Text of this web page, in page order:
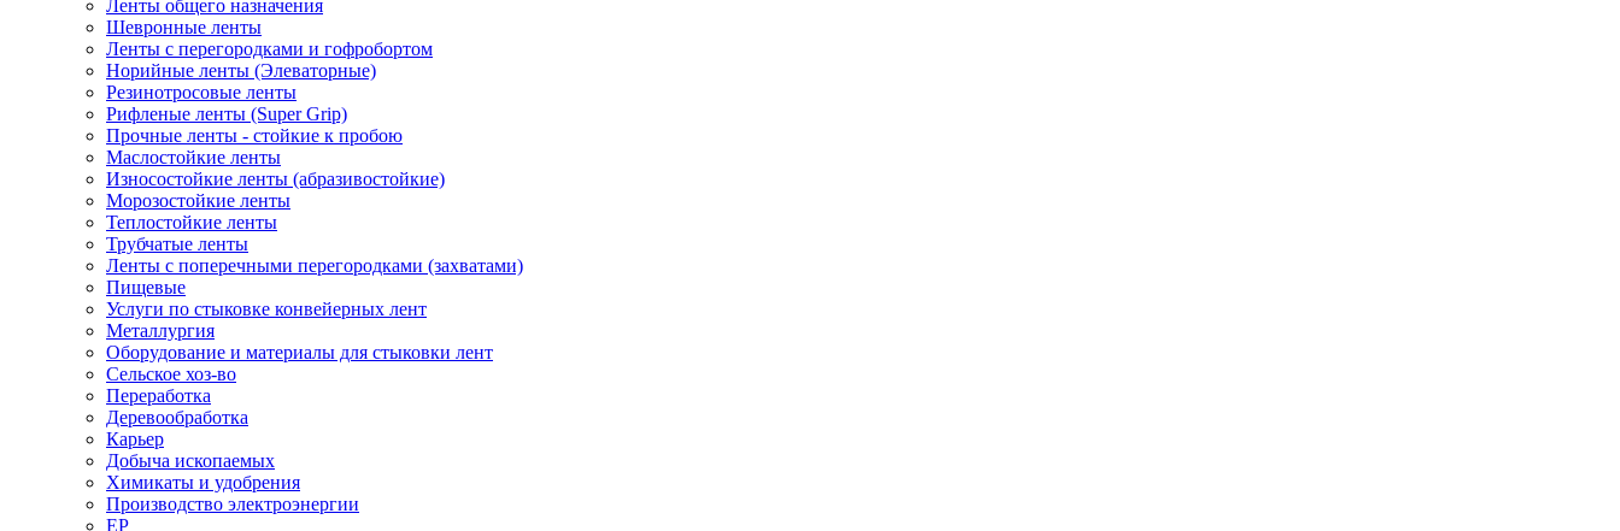
Ленты общего назначения
Шевронные ленты
Ленты с перегородками и гофробортом
Норийные ленты (Элеваторные)
Резинотросовые ленты
Рифленые ленты (Super Grip)
Прочные ленты - стойкие к пробою
Маслостойкие ленты
Износостойкие ленты (абразивостойкие)
Морозостойкие ленты
Теплостойкие ленты
Трубчатые ленты
Ленты с поперечными перегородками (захватами)
Пищевые
Услуги по стыковке конвейерных лент
Металлургия
Оборудование и материалы для стыковки лент
Сельское хоз-во
Переработка
Деревообработка
Карьер
Добыча ископаемых
Химикаты и удобрения
Производство электроэнергии
EP